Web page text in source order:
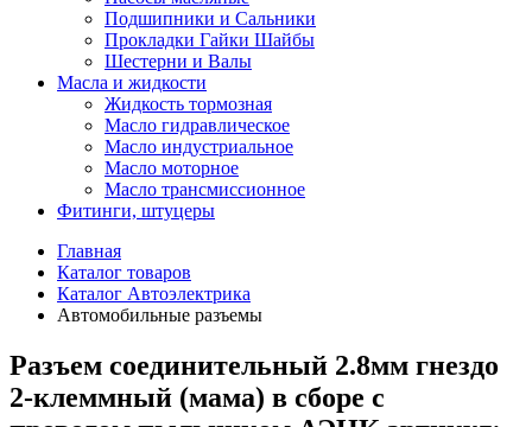
Подшипники и Сальники
Прокладки Гайки Шайбы
Шестерни и Валы
Масла и жидкости
Жидкость тормозная
Масло гидравлическое
Масло индустриальное
Масло моторное
Масло трансмиссионное
Фитинги, штуцеры
Главная
Каталог товаров
Каталог Автоэлектрика
Автомобильные разъемы
Разъем соединительный 2.8мм гнездо
2-клеммный (мама) в сборе с